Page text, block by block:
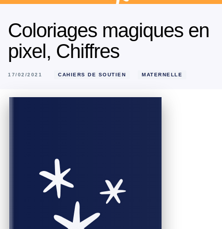
Coloriages magiques en
pixel, Chiffres
17/02/2021 CAHIERS DE SOUTIEN MATERNELLE